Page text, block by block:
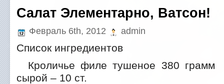
Салат Элементарно, Ватсон!
Февраль 6th, 2012 admin
Список ингредиентов
Кроличье филе тушеное 380 грамм
сырой – 10 ст.